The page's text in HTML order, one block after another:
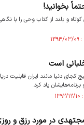
بخوانید!
کوتاه و بلند از کتاب وحی را
است
کجای دنیا مانند ایران
یاد کرد.
مجتهدی در مورد رزق و